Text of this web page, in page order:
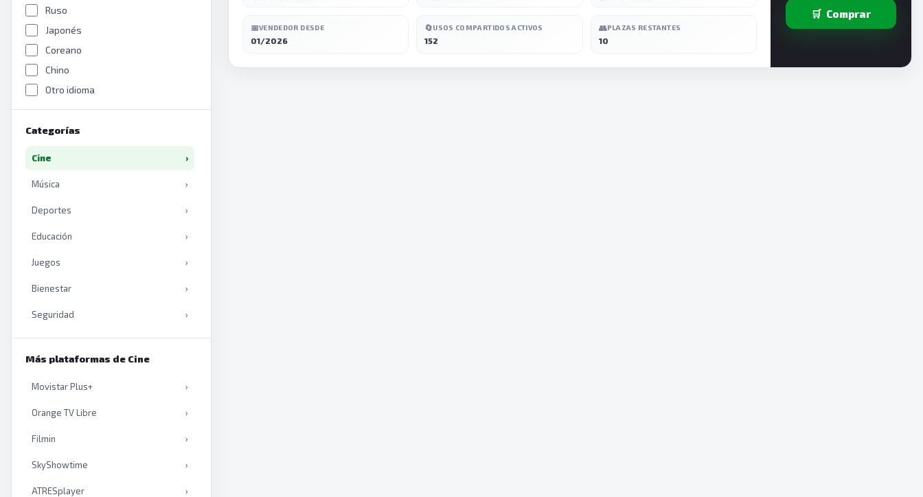
Ruso
Japonés
Coreano
Chino
Otro idioma
Categorías
Cine ›
Música ›
Deportes ›
Educación ›
Juegos ›
Bienestar ›
Seguridad ›
Productividad ›
Inteligencia artificial
Libros ›
Más plataformas de Cine
Movistar Plus+ ›
Orange TV Libre ›
Filmin ›
SkyShowtime ›
ATRESplayer ›
📅VENDEDOR DESDE
01/2026
🔄USOS COMPARTIDOS ACTIVOS
152
👥PLAZAS RESTANTES
10
🛒 Comprar